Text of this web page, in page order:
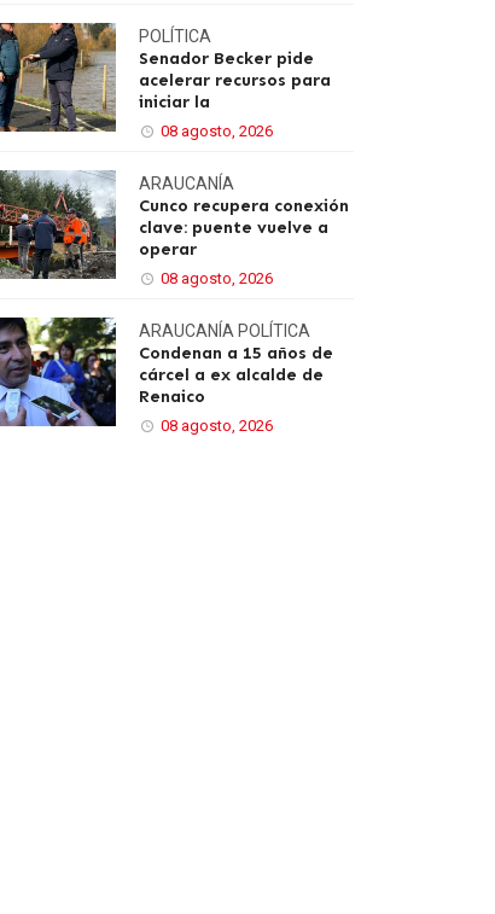
POLÍTICA
Senador Becker pide
acelerar recursos para
iniciar la
08 agosto, 2026
ARAUCANÍA
Cunco recupera conexión
clave: puente vuelve a
operar
08 agosto, 2026
ARAUCANÍA POLÍTICA
Condenan a 15 años de
cárcel a ex alcalde de
Renaico
08 agosto, 2026